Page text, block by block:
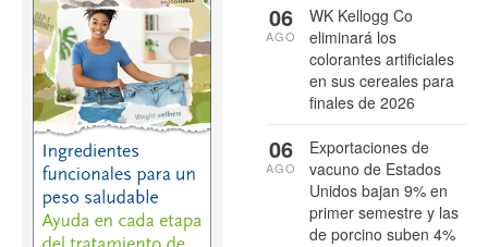
WK Kellogg Co
eliminará los
colorantes artificiales
en sus cereales para
finales de 2026
06
AGO
Exportaciones de
vacuno de Estados
Unidos bajan 9% en
primer semestre y las
de porcino suben 4%
06
AGO